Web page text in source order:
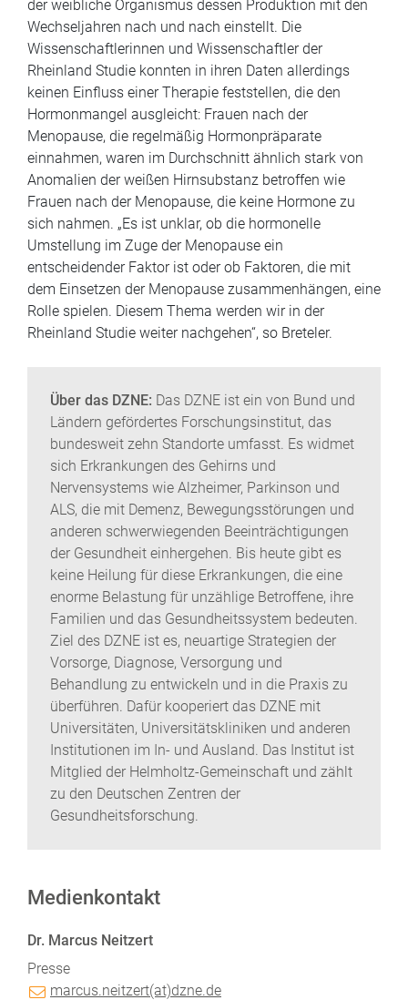
der weibliche Organismus dessen Produktion mit den
Wechseljahren nach und nach einstellt. Die
Wissenschaftlerinnen und Wissenschaftler der
Rheinland Studie konnten in ihren Daten allerdings
keinen Einfluss einer Therapie feststellen, die den
Hormonmangel ausgleicht: Frauen nach der
Menopause, die regelmäßig Hormonpräparate
einnahmen, waren im Durchschnitt ähnlich stark von
Anomalien der weißen Hirnsubstanz betroffen wie
Frauen nach der Menopause, die keine Hormone zu
sich nahmen. „Es ist unklar, ob die hormonelle
Umstellung im Zuge der Menopause ein
entscheidender Faktor ist oder ob Faktoren, die mit
dem Einsetzen der Menopause zusammenhängen, eine
Rolle spielen. Diesem Thema werden wir in der
Rheinland Studie weiter nachgehen“, so Breteler.
Über das DZNE: Das DZNE ist ein von Bund und
Ländern gefördertes Forschungsinstitut, das
bundesweit zehn Standorte umfasst. Es widmet
sich Erkrankungen des Gehirns und
Nervensystems wie Alzheimer, Parkinson und
ALS, die mit Demenz, Bewegungsstörungen und
anderen schwerwiegenden Beeinträchtigungen
der Gesundheit einhergehen. Bis heute gibt es
keine Heilung für diese Erkrankungen, die eine
enorme Belastung für unzählige Betroffene, ihre
Familien und das Gesundheitssystem bedeuten.
Ziel des DZNE ist es, neuartige Strategien der
Vorsorge, Diagnose, Versorgung und
Behandlung zu entwickeln und in die Praxis zu
überführen. Dafür kooperiert das DZNE mit
Universitäten, Universitätskliniken und anderen
Institutionen im In- und Ausland. Das Institut ist
Mitglied der Helmholtz-Gemeinschaft und zählt
zu den Deutschen Zentren der
Gesundheitsforschung.
Medienkontakt
Dr. Marcus Neitzert
Presse
marcus.neitzert(at)dzne.de